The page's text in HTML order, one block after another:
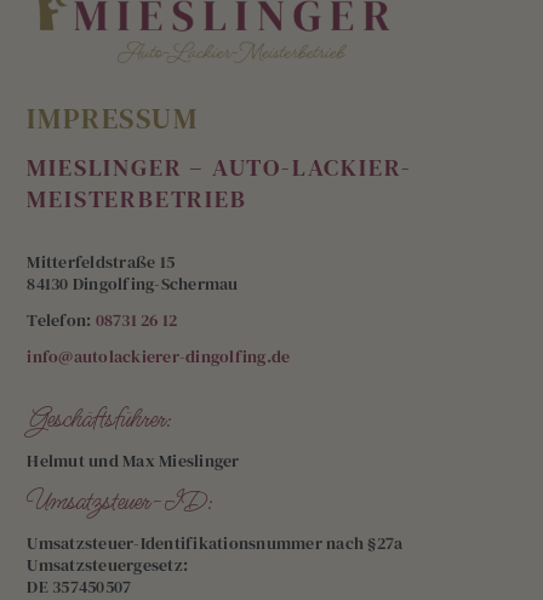
IMPRESSUM
MIESLINGER – AUTO-LACKIER-
MEISTERBETRIEB
Mitterfeldstraße 15
84130 Dingolfing-Schermau
Telefon: 08731 26 12
info@autolackierer-dingolfing.de
Geschäftsführer:
Helmut und Max Mieslinger
Umsatzsteuer-ID:
Umsatzsteuer-Identifikationsnummer nach §27a
Umsatzsteuergesetz:
DE 357450507